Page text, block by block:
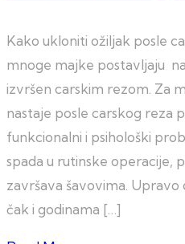
Kako ukloniti ožiljak posle
mnoge majke postavljaju
izvršen carskim rezom. Za
nastaje posle carskog reza
funkcionalni i psihološki
spada u rutinske operacije,
završava šavovima.
čak i godinama […]